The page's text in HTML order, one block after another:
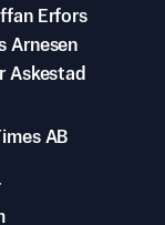
Erfors
Arnesen
Askestad
AB